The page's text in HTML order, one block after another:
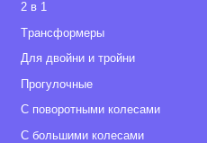
2 в 1
Tрансформеры
Для двойни и тройни
Прогулочные
С поворотными колесами
С большими колесами